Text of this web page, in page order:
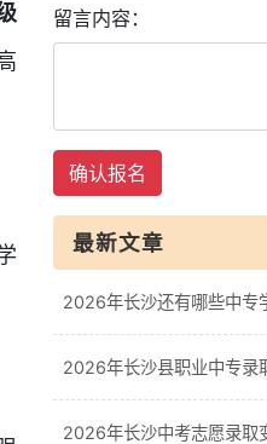
留言内容：
确认报名
最新文章
2026年长沙还有哪些中专
2026年长沙县职业中专录
2026年长沙中考志愿录取